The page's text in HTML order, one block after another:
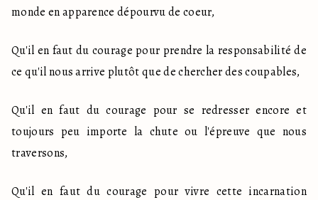
monde en apparence dépourvu de coeur,
Qu'il en faut du courage pour prendre la responsabilité de
ce qu'il nous arrive plutôt que de chercher des coupables,
Qu'il en faut du courage pour se redresser encore et
toujours peu importe la chute ou l'épreuve que nous
traversons,
Qu'il en faut du courage pour vivre cette incarnation